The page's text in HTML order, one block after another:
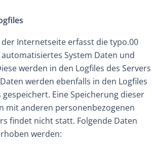
Internetseite erfasst die typo.00
System Daten und
werden in den Logfiles des Servers
werden ebenfalls in den Logfiles
gespeichert. Eine Speicherung dieser
mit anderen personenbezogenen
findet nicht statt. Folgende Daten
werden: